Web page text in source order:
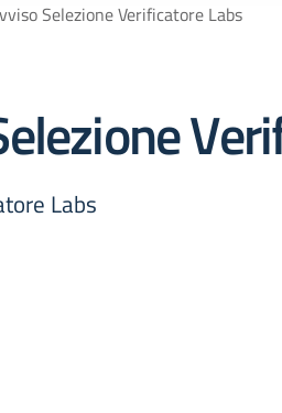
Selezione Verificatore Labs
Labs